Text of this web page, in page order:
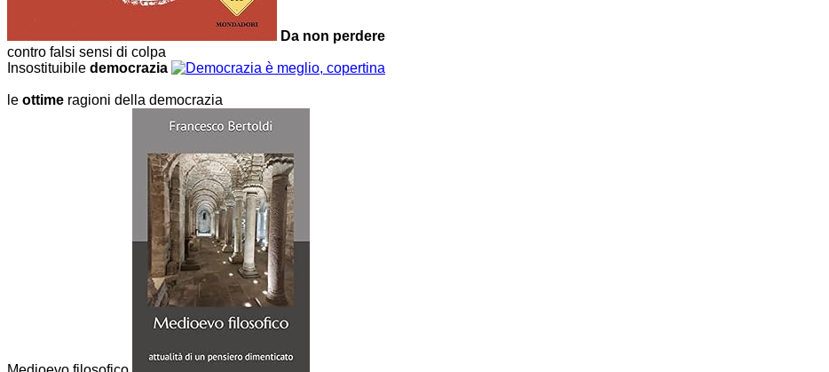
Da non perdere
contro falsi sensi di colpa
Insostituibile democrazia
le ottime ragioni della democrazia